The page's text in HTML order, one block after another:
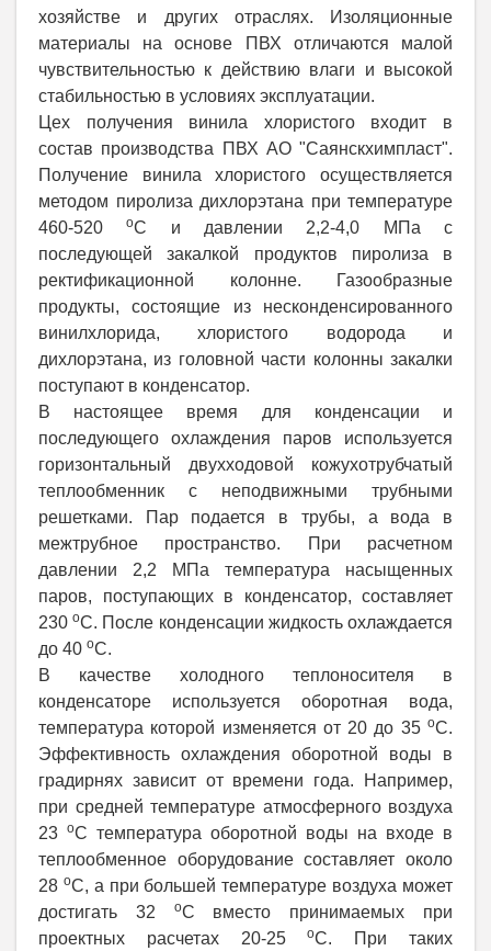
хозяйстве и других отраслях. Изоляционные
материалы на основе ПВХ отличаются малой
чувствительностью к действию влаги и высокой
стабильностью в условиях эксплуатации.
Цех получения винила хлористого входит в
состав производства ПВХ АО "Саянскхимпласт".
Получение винила хлористого осуществляется
методом пиролиза дихлорэтана при температуре
460-520оС и давлении 2,2-4,0 МПа с
последующей закалкой продуктов пиролиза в
ректификационной колонне. Газообразные
продукты, состоящие из несконденсированного
винилхлорида, хлористого водорода и
дихлорэтана, из головной части колонны закалки
поступают в конденсатор.
В настоящее время для конденсации и
последующего охлаждения паров используется
горизонтальный двухходовой кожухотрубчатый
теплообменник с неподвижными трубными
решетками. Пар подается в трубы, а вода в
межтрубное пространство. При расчетном
давлении 2,2 МПа температура насыщенных
паров, поступающих в конденсатор, составляет
230оС. После конденсации жидкость охлаждается
до 40 оС.
В качестве холодного теплоносителя в
конденсаторе используется оборотная вода,
температура которой изменяется от 20 до 35 оС.
Эффективность охлаждения оборотной воды в
градирнях зависит от времени года. Например,
при средней температуре атмосферного воздуха
23 оС температура оборотной воды на входе в
теплообменное оборудование составляет около
28 оС, а при большей температуре воздуха может
достигать 32
оС вместо принимаемых при
проектных расчетах 20-25оС. При таких